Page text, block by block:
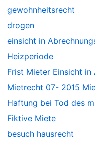
gewohnheitsrecht
drogen
einsicht in
Heizperiode
Frist Mieter Einsicht in
Mietrecht 07- 2015
Haftung bei Tod des
Fiktive Miete
besuch hausrecht